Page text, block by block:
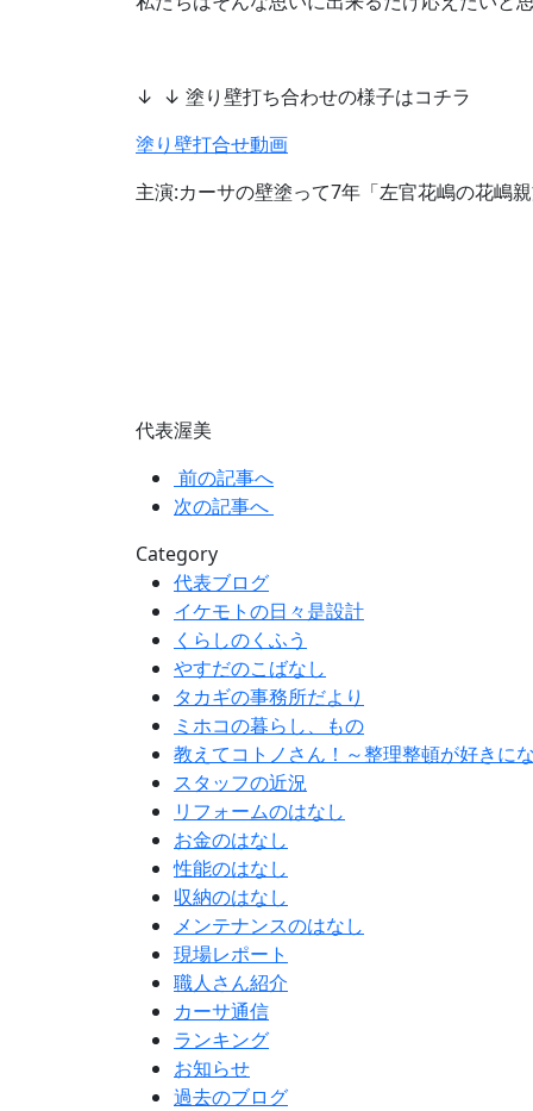
↓ ↓ 塗り壁打ち合わせの様子はコチラ
塗り壁打合せ動画
主演:カーサの壁塗って7年「左官花嶋の花嶋親
代表渥美
前の記事へ
次の記事へ
Category
代表ブログ
イケモトの日々是設計
くらしのくふう
やすだのこばなし
タカギの事務所だより
ミホコの暮らし、もの
教えてコトノさん！～整理整頓が好きに
スタッフの近況
リフォームのはなし
お金のはなし
性能のはなし
収納のはなし
メンテナンスのはなし
現場レポート
職人さん紹介
カーサ通信
ランキング
お知らせ
過去のブログ